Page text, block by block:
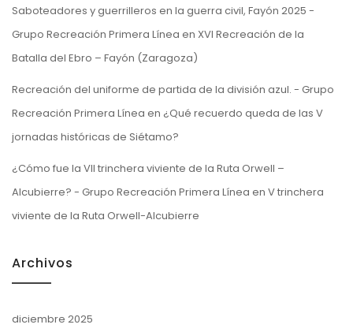
Saboteadores y guerrilleros en la guerra civil, Fayón 2025 -
Grupo Recreación Primera Línea en XVI Recreación de la
Batalla del Ebro – Fayón (Zaragoza)
Recreación del uniforme de partida de la división azul. - Grupo
Recreación Primera Línea en ¿Qué recuerdo queda de las V
jornadas históricas de Siétamo?
¿Cómo fue la VII trinchera viviente de la Ruta Orwell –
Alcubierre? - Grupo Recreación Primera Línea en V trinchera
viviente de la Ruta Orwell-Alcubierre
Archivos
diciembre 2025